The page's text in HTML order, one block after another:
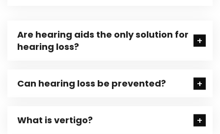
Are hearing aids the only solution for
hearing loss?
Can hearing loss be prevented?
What is vertigo?